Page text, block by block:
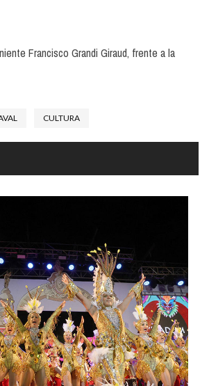
Francisco Grandi Giraud, frente a la
CULTURA